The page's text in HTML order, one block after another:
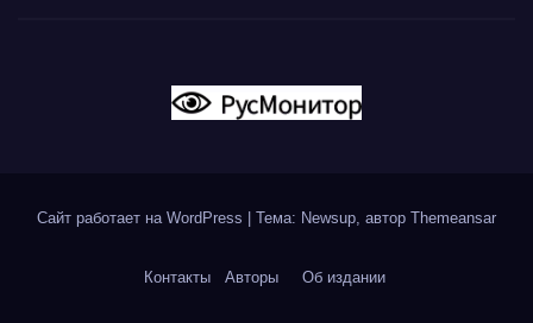
Сайт работает на WordPress Тема: Newsup, автор Themeansar
Контакты Авторы Об издании